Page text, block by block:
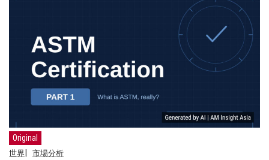
Original
世界 市場分析